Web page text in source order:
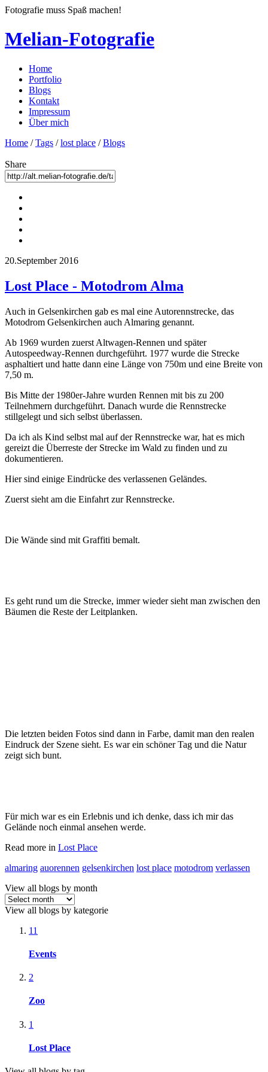
Fotografie muss Spaß machen!
Melian-Fotografie
Home
Portfolio
Blogs
Kontakt
Impressum
Über mich
Home /Tags /lost place /Blogs
Share
20.September 2016
Lost Place - Motodrom Alma
Auch in Gelsenkirchen gab es mal eine Autorennstrecke, das
Motodrom Gelsenkirchen auch Almaring genannt.
Ab 1969 wurden zuerst Altwagen-Rennen und später
Autospeedway-Rennen durchgeführt. 1977 wurde die Strecke
asphaltiert und hatte dann eine Länge von 750m und eine Breite von
7,50 m.
Bis Mitte der 1980er-Jahre wurden Rennen mit bis zu 200
Teilnehmern durchgeführt. Danach wurde die Rennstrecke
stillgelegt und sich selbst überlassen.
Da ich als Kind selbst mal auf der Rennstrecke war, hat es mich
gereizt die Überreste der Strecke im Wald zu finden und zu
dokumentieren.
Hier sind einige Eindrücke des verlassenen Geländes.
Zuerst sieht am die Einfahrt zur Rennstrecke.
Die Wände sind mit Graffiti bemalt.
Es geht rund um die Strecke, immer wieder sieht man zwischen den
Bäumen die Reste der Leitplanken.
Die letzten beiden Fotos sind dann in Farbe, damit man den realen
Eindruck der Szene sieht. Es war ein schöner Tag und die Natur
zeigt sich bunt.
Für mich war es ein Erlebnis und ich denke, dass ich mir das
Gelände noch einmal ansehen werde.
Read more in Lost Place
almaring auorennen gelsenkirchen lost place motodrom verlassen
View all blogs by month
View all blogs by kategorie
11
Events
2
Zoo
1
Lost Place